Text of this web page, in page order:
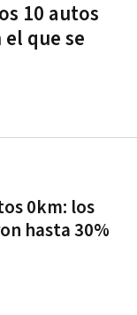
10 autos
que se
0km: los
hasta 30%